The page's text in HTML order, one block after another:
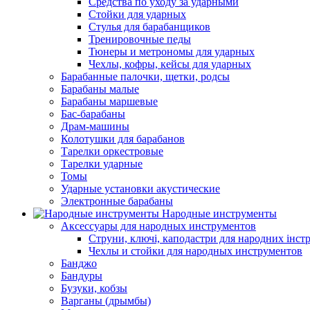
Стойки для ударных
Стулья для барабанщиков
Тренировочные педы
Тюнеры и метрономы для ударных
Чехлы, кофры, кейсы для ударных
Барабанные палочки, щетки, родсы
Барабаны малые
Барабаны маршевые
Бас-барабаны
Драм-машины
Колотушки для барабанов
Тарелки оркестровые
Тарелки ударные
Томы
Ударные установки акустические
Электронные барабаны
Народные инструменты
Аксессуары для народных инструментов
Струни, ключі, каподастри для народних
Чехлы и стойки для народных инструментов
Банджо
Бандуры
Бузуки, кобзы
Варганы (дрымбы)